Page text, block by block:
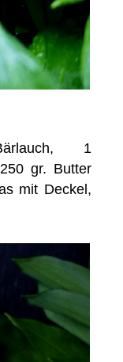
1
gr. Butter
mit Deckel,